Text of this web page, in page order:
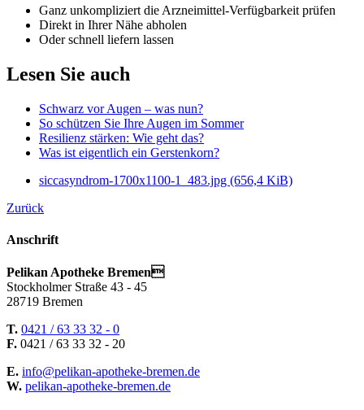
Ganz unkompliziert die Arzneimittel-Verfügbarkeit prüfen
Direkt in Ihrer Nähe abholen
Oder schnell liefern lassen
Lesen Sie auch
Schwarz vor Augen – was nun?
So schützen Sie Ihre Augen im Sommer
Resilienz stärken: Wie geht das?
Was ist eigentlich ein Gerstenkorn?
siccasyndrom-1700x1100-1_483.jpg (656,4 KiB)
Zurück
Anschrift
Pelikan Apotheke Bremen
Stockholmer Straße 43 - 45
28719 Bremen
T. 0421 / 63 33 32 - 0
F. 0421 / 63 33 32 - 20
E. info@pelikan-apotheke-bremen.de
W. pelikan-apotheke-bremen.de